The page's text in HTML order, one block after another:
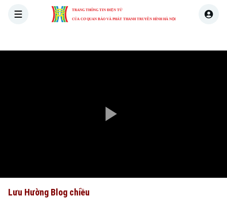
TRANG THÔNG TIN ĐIỆN TỬ
CỦA CƠ QUAN BÁO VÀ PHÁT THANH TRUYỀN HÌNH HÀ NỘI
Lưu Hường Blog chiều